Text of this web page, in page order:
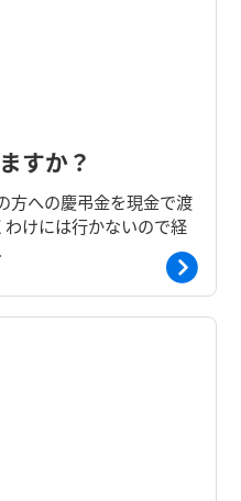
すか？
方への慶弔金を現金で渡
けには行かないので経